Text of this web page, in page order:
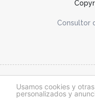
Usamos cookies y
personalizados y
Consultor